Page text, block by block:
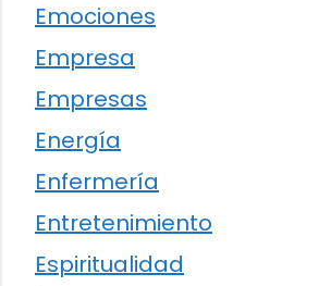
Emociones
Empresa
Empresas
Energía
Enfermería
Entretenimiento
Espiritualidad